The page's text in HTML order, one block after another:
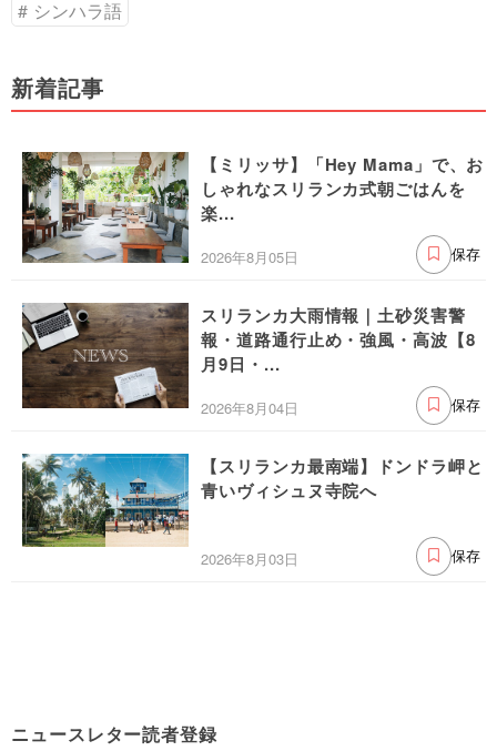
シンハラ語
新着記事
【ミリッサ】「Hey Mama」で、お
しゃれなスリランカ式朝ごはんを
楽...
2026年8月05日 保存
スリランカ大雨情報｜土砂災害警
報・道路通行止め・強風・高波【8
月9日・...
2026年8月04日 保存
【スリランカ最南端】ドンドラ岬と
青いヴィシュヌ寺院へ
2026年8月03日 保存
ニュースレター読者登録